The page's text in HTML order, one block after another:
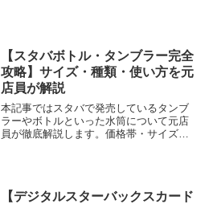
タリの優待チケットです！
【スタバボトル・タンブラー完全
攻略】サイズ・種類・使い方を元
店員が解説
本記事ではスタバで発売しているタンブ
ラーやボトルといった水筒について元店
員が徹底解説します。価格帯・サイズ・
【デジタルスターバックスカード